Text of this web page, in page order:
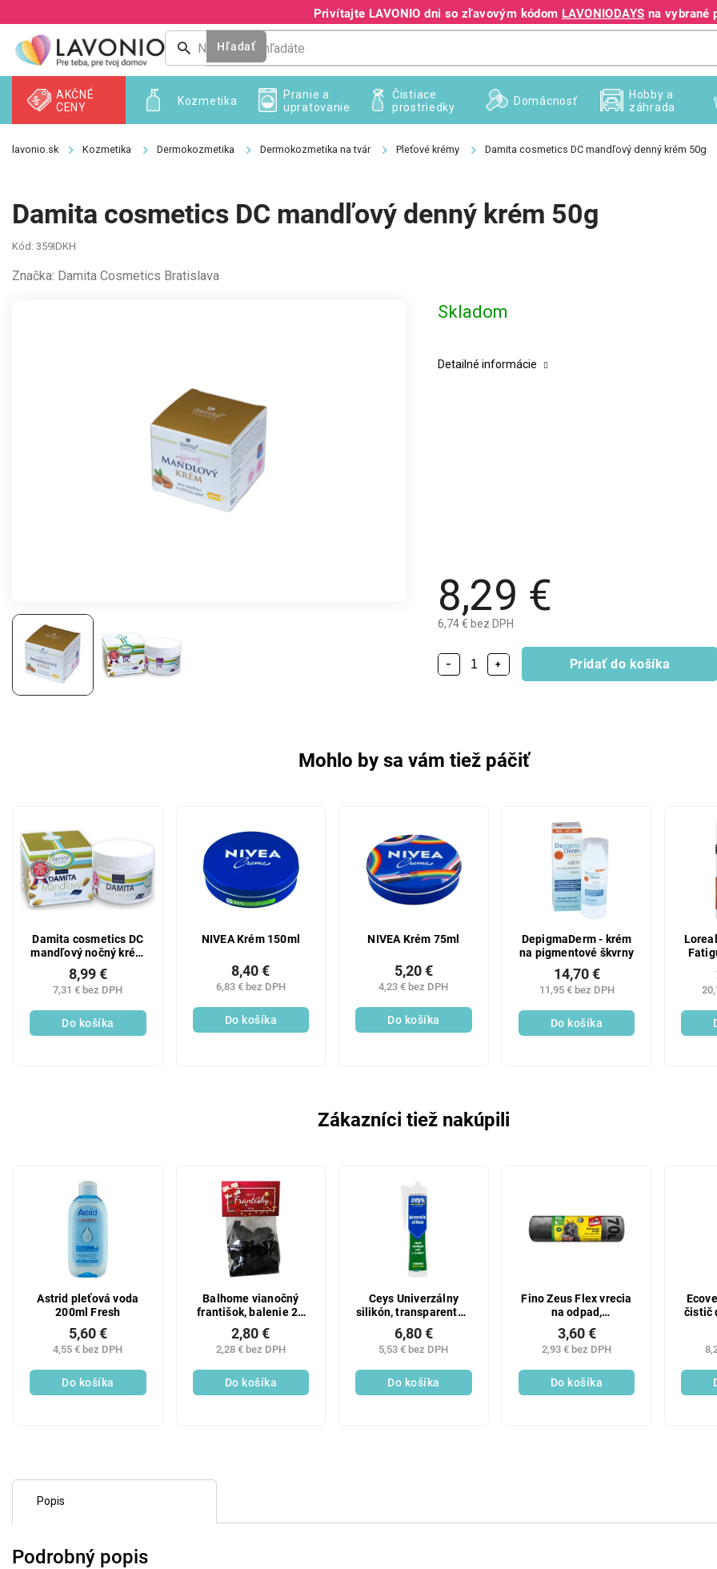
na
obsah
Privítajte LAVONIO dni so zľavovým kódom LAVONIODAYS na vybrané
+421 940 995 209
Hľadať
Kozmetika
AKČNÉ
CENY
Pranie a
upratovanie
Čistiace
prostriedky
Domácnosť
Hobby a
záhrada
Kozmetika Dermokozmetika Dermokozmetika na tvár Pleťové krémy Damita cosmetics DC mandľový denný krém 50g
Damita cosmetics DC mandľový denný krém 50g
Kód: 359IDKH
Značka: Damita Cosmetics Bratislava
8,29 €
6,74 € bez DPH
Skladom
+
− Pridať do košíka
Detailné informácie
Mohlo by sa vám tiež páčiť
Damita cosmetics DC
mandľový nočný krém
50g
7,31 € bez DPH
8,99 €
Do košíka
NIVEA Krém 150ml
6,83 € bez DPH
8,40 €
Do košíka
NIVEA Krém 75ml
4,23 € bez DPH
5,20 €
Do košíka
DepigmaDerm - krém
na pigmentové škvrny
11,95 € bez DPH
14,70 €
Do košíka
Zákazníci tiež nakúpili
Astrid pleťová voda
200ml Fresh
4,55 € bez DPH
5,60 €
Do košíka
Balhome vianočný
františok, balenie 20
ks
2,28 € bez DPH
2,80 €
Do košíka
Ceys Univerzálny
silikón, transparentný,
280 ml
5,53 € bez DPH
6,80 €
Do košíka
Fino Zeus Flex vrecia
na odpad,
zaťahovacie, 35 µ, 55
× 85 cm, 70 l, 8 ks
2,93 € bez DPH
3,60 €
Do košíka
čistič
Popis
Podrobný popis